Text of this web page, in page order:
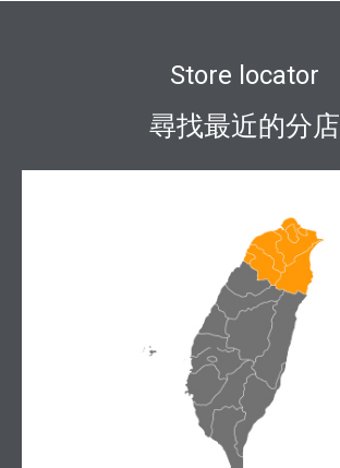
Store locator
尋找最近的分店